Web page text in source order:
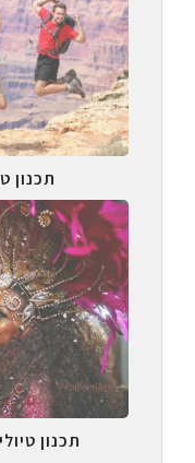
תכנון
תכנון